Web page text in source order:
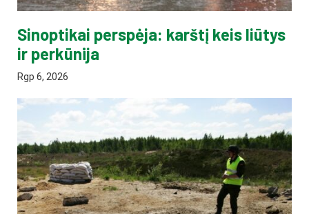
Sinoptikai perspėja: karštį keis liūtys
ir perkūnija
Rgp 6, 2026